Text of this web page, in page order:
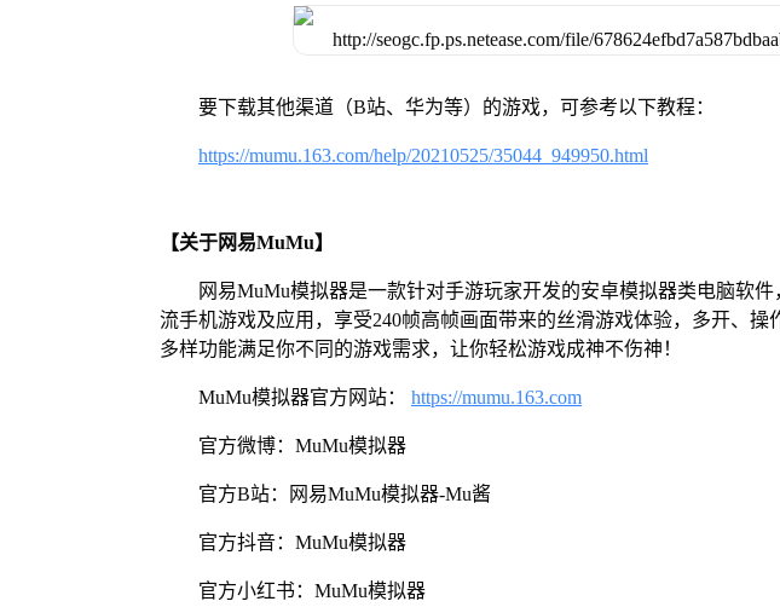
要下载其他渠道（B站、华为等）的游戏，可参考以下教程：
https://mumu.163.com/help/20210525/35044_949950.html
【关于网易MuMu】
网易MuMu模拟器是一款针对手游玩家开发的安卓模拟器类电脑软
流手机游戏及应用，享受240帧高帧画面带来的丝滑游戏体验，多开、操
多样功能满足你不同的游戏需求，让你轻松游戏成神不伤神！
MuMu模拟器官方网站： https://mumu.163.com
官方微博：MuMu模拟器
官方B站：网易MuMu模拟器-Mu酱
官方抖音：MuMu模拟器
官方小红书：MuMu模拟器